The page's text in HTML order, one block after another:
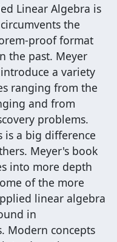
Linear Algebra is
the
proof format
the past. Meyer
a variety
ranging from the
and from
problems.
is a big difference
Meyer's book
into more depth
of the more
linear algebra
in
Modern concepts